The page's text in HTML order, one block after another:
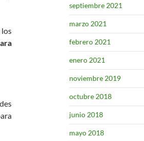
septiembre 2021
marzo 2021
febrero 2021
enero 2021
noviembre 2019
octubre 2018
junio 2018
mayo 2018